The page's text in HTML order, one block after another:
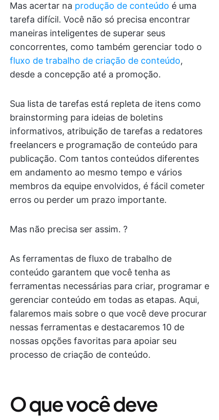
Mas acertar na produção de conteúdo é uma
tarefa difícil. Você não só precisa encontrar
maneiras inteligentes de superar seus
concorrentes, como também gerenciar todo o
fluxo de trabalho de criação de conteúdo,
desde a concepção até a promoção.
Sua lista de tarefas está repleta de itens como
brainstorming para ideias de boletins
informativos, atribuição de tarefas a redatores
freelancers e programação de conteúdo para
publicação. Com tantos conteúdos diferentes
em andamento ao mesmo tempo e vários
membros da equipe envolvidos, é fácil cometer
erros ou perder um prazo importante.
Mas não precisa ser assim. ?
As ferramentas de fluxo de trabalho de
conteúdo garantem que você tenha as
ferramentas necessárias para criar, programar e
gerenciar conteúdo em todas as etapas. Aqui,
falaremos mais sobre o que você deve procurar
nessas ferramentas e destacaremos 10 de
nossas opções favoritas para apoiar seu
processo de criação de conteúdo.
O que você deve